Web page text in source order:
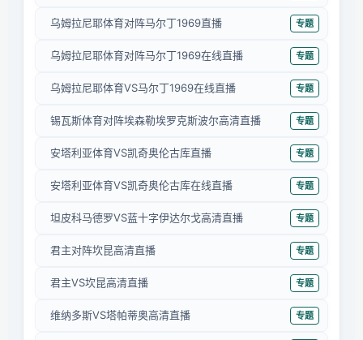
乌姆拉尼耶体育对阵马尔丁1969直播 专题
乌姆拉尼耶体育对阵马尔丁1969在线直播 专题
乌姆拉尼耶体育VS马尔丁1969在线直播 专题
锡瓦斯体育对阵埃森勒埃罗克斯波尔高清直播 专题
安塔利亚体育VS凯奇奥伦古库直播 专题
安塔利亚体育VS凯奇奥伦古库在线直播 专题
坦皮科马德罗VS蓝十字伊达尔戈高清直播 专题
君主对阵坎昆高清直播 专题
君主VS坎昆高清直播 专题
维纳多斯VS塔帕蒂奥高清直播 专题